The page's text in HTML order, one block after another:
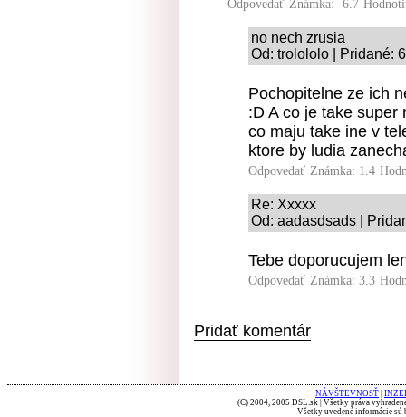
Odpovedať Známka: -6.7
no nech zrusia
Od: trolololo | Pridané:
Pochopitelne ze ich
:D A co je take super
co maju take ine v
ktore by ludia
Odpovedať Známka: 1.4
Re: Xxxxx
Od: aadasdsads |
Tebe doporucujem
Odpovedať Známka: 3.3
Pridať komentár
NÁVŠTEVNOSŤ
(C) 2004, 2005 DSL.sk | Všetky práva
Všetky uvedené informácie sú